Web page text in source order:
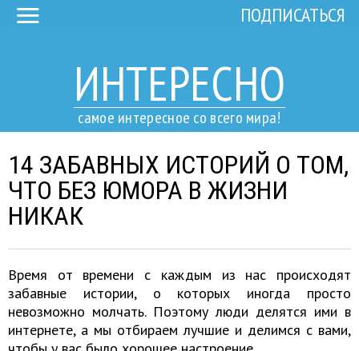
ИНТЕРЕСНО
самое интересное со всего мира!
ПОДПИСАТЬСЯ
14 ЗАБАВНЫХ ИСТОРИЙ О ТОМ,
ЧТО БЕЗ ЮМОРА В ЖИЗНИ
НИКАК
Время от времени с каждым из нас происходят
забавные истории, о которых иногда просто
невозможно молчать. Поэтому люди делятся ими в
интернете, а мы отбираем лучшие и делимся с вами,